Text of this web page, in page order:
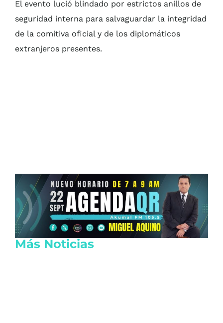
El evento lució blindado por estrictos anillos de
seguridad interna para salvaguardar la integridad
de la comitiva oficial y de los diplomáticos
extranjeros presentes.
Más Noticias